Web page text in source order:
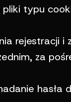
typu
rejestracji i
za
hasła